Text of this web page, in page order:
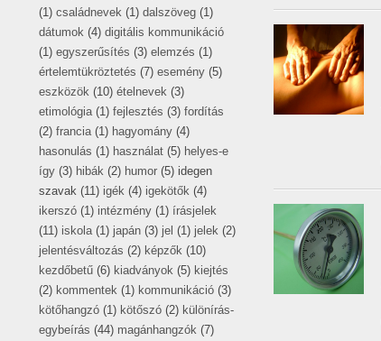
(1) családnevek (1) dalszöveg (1)
dátumok (4) digitális kommunikáció
(1) egyszerűsítés (3) elemzés (1)
értelemtükröztetés (7) esemény (5)
eszközök (10) ételnevek (3)
etimológia (1) fejlesztés (3) fordítás
(2) francia (1) hagyomány (4)
hasonulás (1) használat (5) helyes-e
így (3) hibák (2) humor (5) idegen
szavak (11) igék (4) igekötők (4)
ikerszó (1) intézmény (1) írásjelek
(11) iskola (1) japán (3) jel (1) jelek (2)
jelentésváltozás (2) képzők (10)
kezdőbetű (6) kiadványok (5) kiejtés
(2) kommentek (1) kommunikáció (3)
kötőhangzó (1) kötőszó (2) különírás-
egybeírás (44) magánhangzók (7)